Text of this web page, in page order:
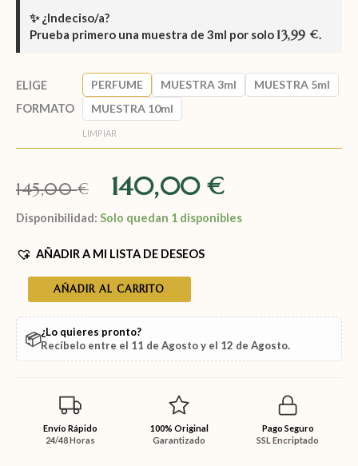
✨¿Indeciso/a?
Prueba primero una muestra de 3ml por solo 13,99 €.
ELIGE
FORMATO
PERFUME MUESTRA 3ml
MUESTRA 5ml
MUESTRA 10ml
LIMPIAR
145,00€ 140,00€
Disponibilidad: Solo quedan 1 disponibles
AÑADIR A MI LISTA DE DESEOS
AÑADIR AL CARRITO
📦¿Lo quieres pronto?
Recíbelo entre el 11 de Agostoy el 12 de Agosto.
Envío Rápido
24/48 Horas
100% Original
Garantizado
Pago Seguro
SSL Encriptado